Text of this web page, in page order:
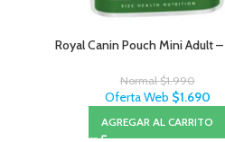
Royal Canin Pouch Mini Adult
Normal$1.990
Oferta Web $1.690
AGREGAR AL CARRITO